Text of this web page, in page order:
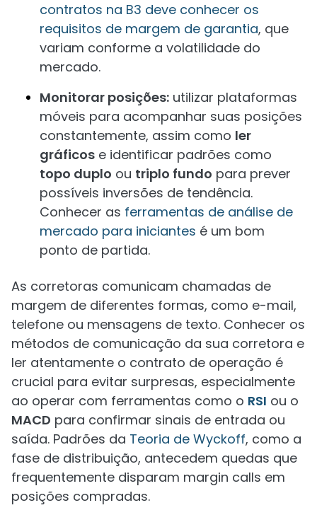
contratos na B3 deve conhecer os
requisitos de margem de garantia, que
variam conforme a volatilidade do
mercado.
Monitorar posições: utilizar plataformas
móveis para acompanhar suas posições
constantemente, assim como ler
gráficos e identificar padrões como
topo duplo ou triplo fundo para prever
possíveis inversões de tendência.
Conhecer as ferramentas de análise de
mercado para iniciantes é um bom
ponto de partida.
As corretoras comunicam chamadas de
margem de diferentes formas, como e-mail,
telefone ou mensagens de texto. Conhecer os
métodos de comunicação da sua corretora e
ler atentamente o contrato de operação é
crucial para evitar surpresas, especialmente
ao operar com ferramentas como o RSI ou o
MACD para confirmar sinais de entrada ou
saída. Padrões da Teoria de Wyckoff, como a
fase de distribuição, antecedem quedas que
frequentemente disparam margin calls em
posições compradas.